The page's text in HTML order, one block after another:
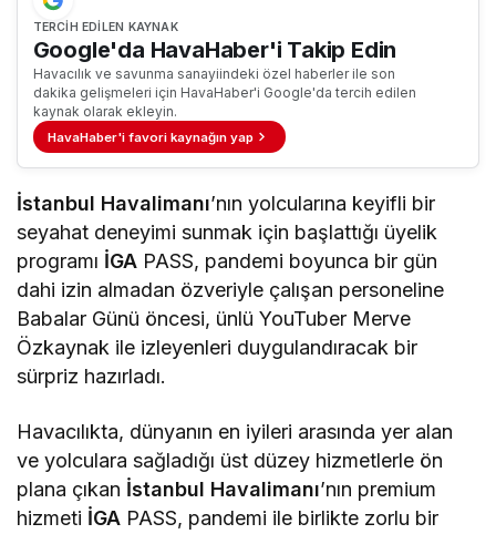
TERCIH EDILEN KAYNAK
Google'da HavaHaber'i Takip Edin
Havacılık ve savunma sanayiindeki özel haberler ile son
dakika gelişmeleri için HavaHaber'i Google'da tercih edilen
kaynak olarak ekleyin.
HavaHaber'i favori kaynağın yap
İstanbul Havalimanı’nın yolcularına keyifli bir
seyahat deneyimi sunmak için başlattığı üyelik
programı İGA PASS, pandemi boyunca bir gün
dahi izin almadan özveriyle çalışan personeline
Babalar Günü öncesi, ünlü YouTuber Merve
Özkaynak ile izleyenleri duygulandıracak bir
sürpriz hazırladı.
Havacılıkta, dünyanın en iyileri arasında yer alan
ve yolculara sağladığı üst düzey hizmetlerle ön
plana çıkan İstanbul Havalimanı’nın premium
hizmeti İGA PASS, pandemi ile birlikte zorlu bir